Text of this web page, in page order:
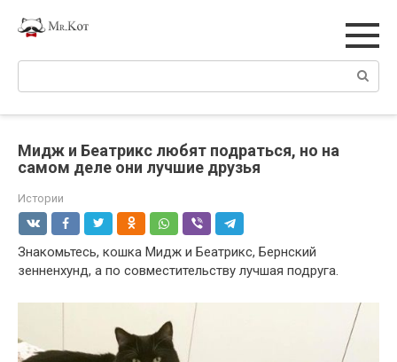
Поиск:
Мидж и Беатрикс любят подраться, но на
самом деле они лучшие друзья
Истории
Знакомьтесь, кошка Мидж и Беатрикс, Бернский
зенненхунд, а по совместительству лучшая подруга.